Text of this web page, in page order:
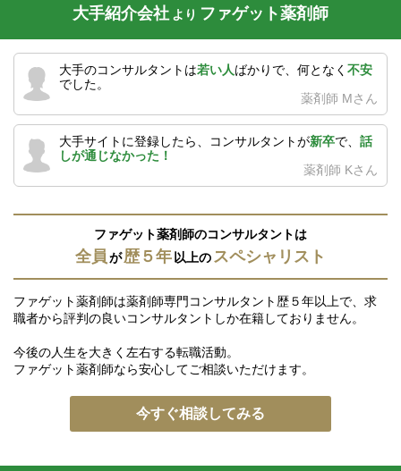
大手紹介会社 より ファゲット薬剤師
大手のコンサルタントは若い人ばかりで、何となく 不安
でした。
薬剤師 Mさん
大手サイトに登録したら、コンサルタントが新卒で、 話
しが通じなかった！
薬剤師 Kさん
ファゲット薬剤師のコンサルタントは
全員が歴５年以上のスペシャリスト
ファゲット薬剤師は薬剤師専門コンサルタント歴５年以上で、求
職者から評判の良いコンサルタントしか在籍しておりません。
今後の人生を大きく左右する転職活動。
ファゲット薬剤師なら安心してご相談いただけます。
今すぐ相談してみる